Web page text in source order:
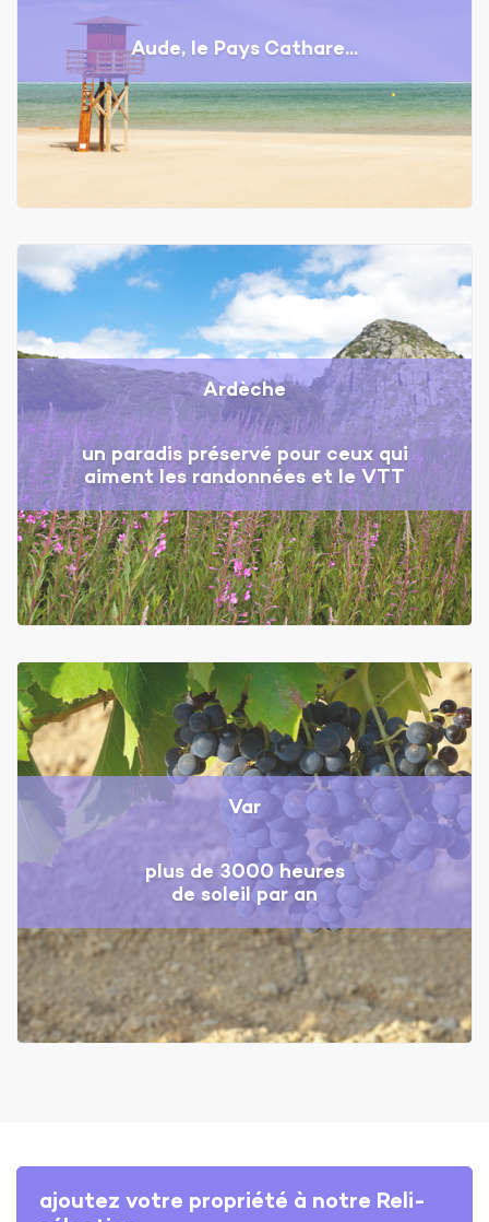
Aude, le Pays Cathare...
Ardèche
un paradis préservé pour ceux qui
aiment les randonnées et le VTT
Var
plus de 3000 heures
de soleil par an
ajoutez votre propriété à notre Reli-